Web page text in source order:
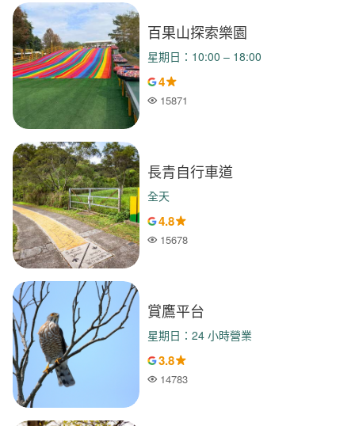
百果山探索樂園
星期日：10:00 – 18:00
4
人氣
15871
長青自行車道
全天
4.8
人氣
15678
賞鷹平台
星期日：24 小時營業
3.8
人氣
14783